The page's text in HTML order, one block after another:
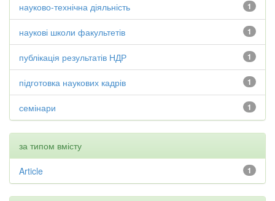
1
науково-технічна діяльність
1
наукові школи факультетів
1
публікація результатів НДР
1
підготовка наукових кадрів
1
семінари
за типом вмісту
1
Article